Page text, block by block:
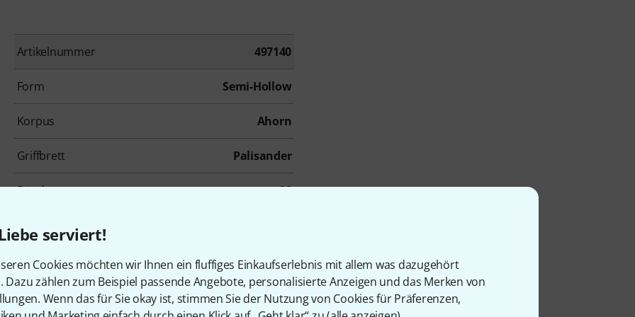
serviert!
Cookies möchten wir Ihnen ein fluffiges Einkaufserlebnis mit allem was dazugehört
Dazu zählen zum Beispiel passende Angebote, personalisierte Anzeigen und das Merken von
Wenn das für Sie okay ist, stimmen Sie der Nutzung von Cookies für Präferenzen,
Artikelnummer 497140
Form Semi-Hollow
Korpus Ahorn
Griffbrett Palisander
Bünde 22
Tonabnehmerbestückung
Inkl. Koffer Ja